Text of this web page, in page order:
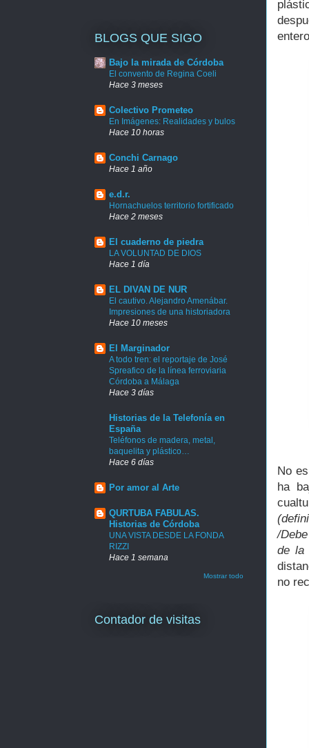
No
ha
/
de la
no
BLOGS QUE SIGO
Bajo la mirada de Córdoba
El convento de Regina Coeli
Hace 3 meses
Colectivo Prometeo
En Imágenes: Realidades y bulos
Hace 10 horas
Conchi Carnago
Hace 1 año
e.d.r.
Hornachuelos territorio fortificado
Hace 2 meses
El cuaderno de piedra
LA VOLUNTAD DE DIOS
Hace 1 día
EL DIVAN DE NUR
El cautivo. Alejandro Amenábar.
Impresiones de una historiadora
Hace 10 meses
El Marginador
A todo tren: el reportaje de José
Spreafico de la línea ferroviaria
Córdoba a Málaga
Hace 3 días
Historias de la Telefonía en
España
Teléfonos de madera, metal,
baquelita y plástico…
Hace 6 días
Por amor al Arte
QURTUBA FABULAS.
Historias de Córdoba
UNA VISTA DESDE LA FONDA
RIZZI
Hace 1 semana
Mostrar todo
Contador de visitas